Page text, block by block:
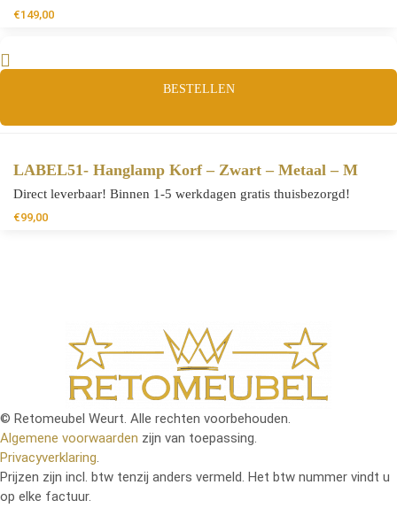
€149,00
BESTELLEN
LABEL51- Hanglamp Korf – Zwart – Metaal – M
Direct leverbaar! Binnen 1-5 werkdagen gratis thuisbezorgd!
€99,00
© Retomeubel Weurt. Alle rechten voorbehouden.
Algemene voorwaarden zijn van toepassing.
Privacyverklaring
Prijzen zijn incl. btw tenzij anders vermeld. Het btw nummer vindt u
op elke factuur.